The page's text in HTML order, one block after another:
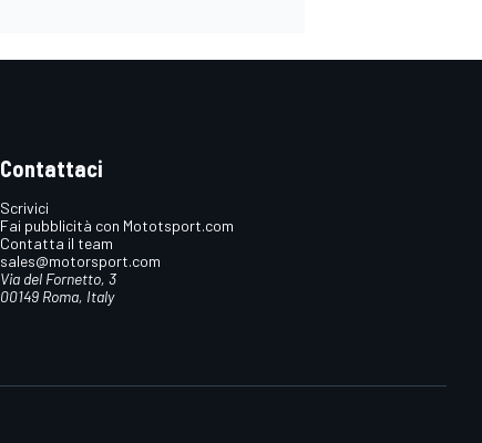
Contattaci
Scrivici
Fai pubblicità con Mototsport.com
Contatta il team
sales@motorsport.com
Via del Fornetto, 3
00149 Roma, Italy